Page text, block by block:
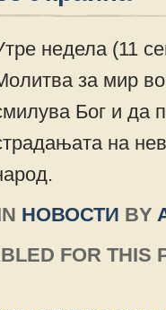
недела (11
за мир
Бог и да
на
НОВОСТИ BY
FOR THIS